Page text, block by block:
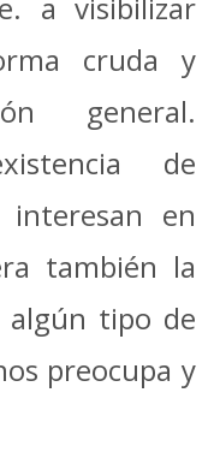
cruda y
general.
de
interesan en
también la
algún tipo de
preocupa y